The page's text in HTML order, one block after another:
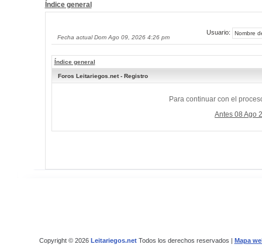
Índice general
Fecha actual Dom Ago 09, 2026 4:26 pm
Usuario:
Índice general
Foros Leitariegos.net - Registro
Para continuar con el
Antes 08 Ago
Copyright © 2026 Leitariegos.netTodos los derechos reservados | Mapa